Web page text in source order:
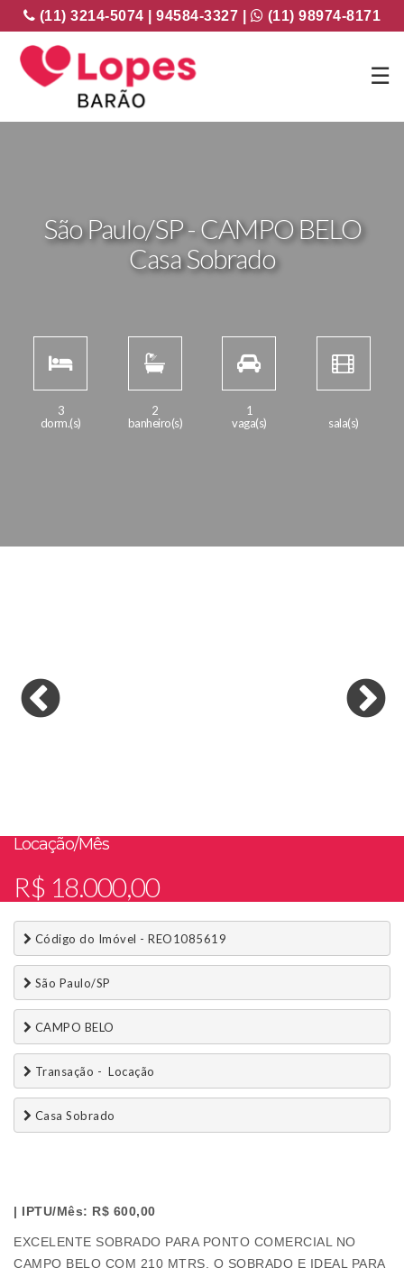
(11) 3214-5074 | 94584-3327 | (11) 98974-8171
☰
São Paulo/SP - CAMPO BELO
Casa Sobrado
3
dorm.(s)
2
banheiro(s)
1
vaga(s)
sala(s)
Locação/Mês
R$ 18.000,00
Código do Imóvel - REO1085619
São Paulo/SP
CAMPO BELO
Transação -  Locação
Casa Sobrado
| IPTU/Mês: R$ 600,00
EXCELENTE SOBRADO PARA PONTO COMERCIAL NO
CAMPO BELO COM 210 MTRS. O SOBRADO E IDEAL PARA